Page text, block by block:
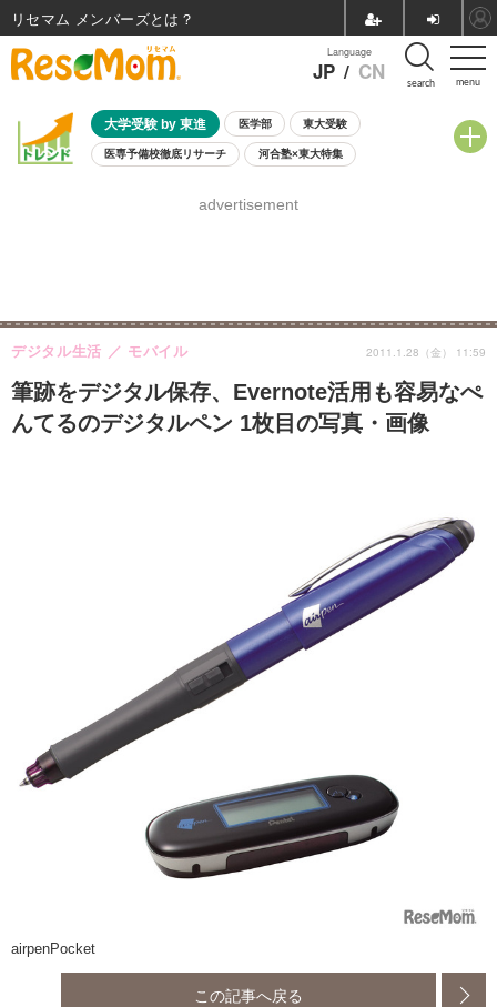
menu
Language
JP / CN search
大学受験 by 東進 医学部 東大受験
医専予備校徹底リサーチ 河合塾×東大特集
8月開催学校説明会・相談会
advertisement
筆跡をデジタル保存、Evernote活用も容易なぺ
んてるのデジタルペン 1枚目の写真・画像
デジタル生活 モバイル 2011.1.28（金） 11:59
airpenPocket
この記事へ戻る
リセマム メンバーズ